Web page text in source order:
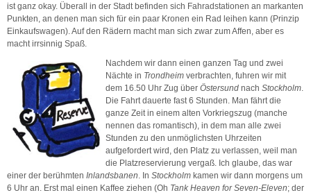
ist ganz okay. Überall in der Stadt befinden sich Fahradstationen an markanten
Punkten, an denen man sich für ein paar Kronen ein Rad leihen kann (Prinzip
Einkaufswagen). Auf den Rädern macht man sich zwar zum Affen, aber es
macht irrsinnig Spaß.
Nachdem wir dann einen ganzen Tag und zwei
Nächte in Trondheim verbrachten, fuhren wir mit
dem 16.50 Uhr Zug über Östersund nach Stockholm.
Die Fahrt dauerte fast 6 Stunden. Man fährt die
ganze Zeit in einem alten Vorkriegszug (manche
nennen das romantisch), in dem man alle zwei
Stunden zu den unmöglichsten Uhrzeiten
aufgefordert wird, den Platz zu verlassen, weil man
die Platzreservierung vergaß. Ich glaube, das war
einer der berühmten Inlandsbanen. In Stockholm kamen wir dann morgens um
6 Uhr an. Erst mal einen Kaffee ziehen (Oh Tank Heaven for Seven-Eleven; der